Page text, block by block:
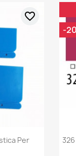
Per
favorite_border
-